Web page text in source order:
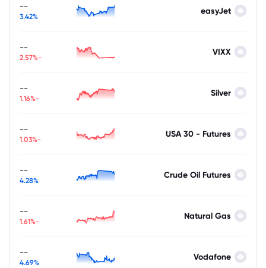
easyJet
--
3.42%
VIXX
--
-2.57%
Silver
--
-1.16%
USA 30 - Futures
--
-1.03%
Crude Oil Futures
--
4.28%
Natural Gas
--
-1.61%
Vodafone
--
4.69%